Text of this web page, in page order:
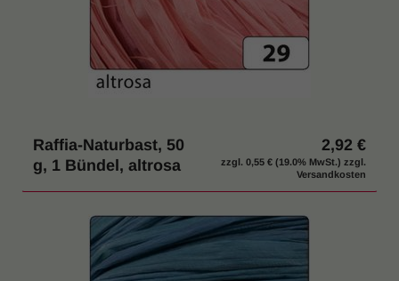
Raffia-Naturbast, 50
g, 1 Bündel, altrosa
2,92 €
zzgl. 0,55 € (19.0% MwSt.) zzgl.
Versandkosten